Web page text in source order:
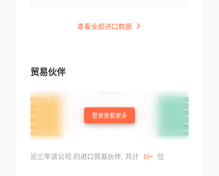
查看全部进口数据
贸易伙伴
登录查看更多
近三年该公司 的进口贸易伙伴, 共计 10+ 位